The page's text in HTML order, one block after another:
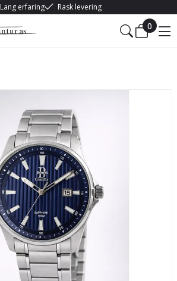
Lang erfaring Rask levering
0